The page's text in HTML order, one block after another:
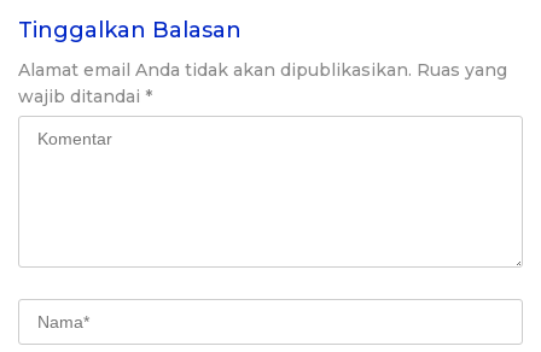
Tinggalkan Balasan
Alamat email Anda tidak akan dipublikasikan. Ruas yang
wajib ditandai *